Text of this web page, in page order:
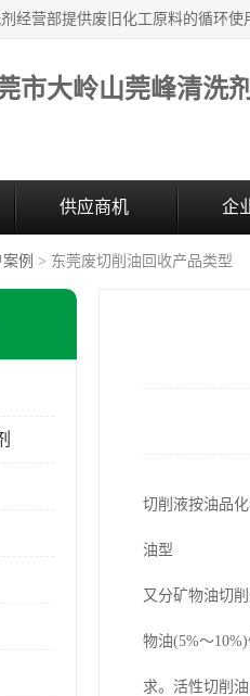
市大岭山莞峰清洗
供应商机 企
例 > 东莞废切削油回收产品类型
切削液按油品
油型
又分矿物油切
物油(5%～
求。活性切削